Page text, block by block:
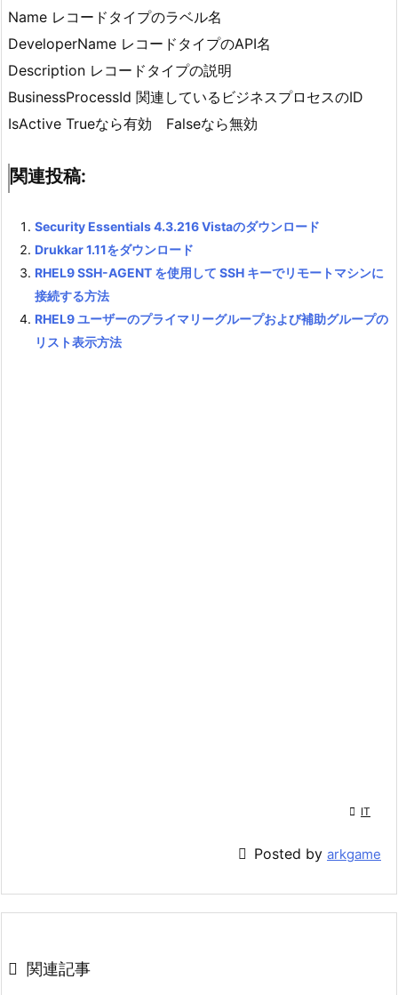
Name レコードタイプのラベル名
DeveloperName レコードタイプのAPI名
Description レコードタイプの説明
BusinessProcessId 関連しているビジネスプロセスのID
IsActive Trueなら有効 Falseなら無効
関連投稿:
Security Essentials 4.3.216 Vistaのダウンロード
Drukkar 1.11をダウンロード
RHEL9 SSH-AGENT を使用して SSH キーでリモートマシンに
接続する方法
RHEL9 ユーザーのプライマリーグループおよび補助グループの
リスト表示方法
 IT
 Posted by arkgame
 関連記事